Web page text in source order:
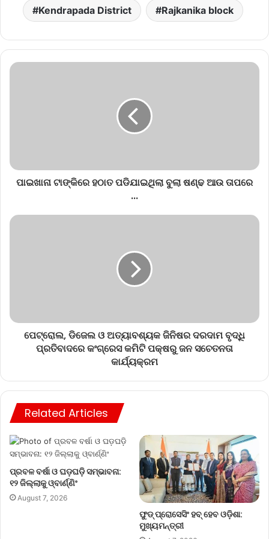
Kendrapada District Rajkanika block
ପାଇଖାନା ଟାଙ୍କିରେ ହଠାତ ପଡିଯାଇଥିଲା ବୁଲା ଷଣ୍ଢ ଆଉ ତାପରେ
...
ପେଟ୍ରୋଲ, ଡିଜେଲ ଓ ଅତ୍ୟାବଶ୍ୟକ ଜିନିଷର ଦରଦାମ ବୃଦ୍ଧି
ପ୍ରତିବାଦରେ କଂଗ୍ରେସ କମିଟି ପକ୍ଷରୁ ଜନ ସଚେତନତା
କାର୍ଯ୍ୟକ୍ରମ
Related Articles
ପ୍ରବଳ ବର୍ଷା ଓ ଘଡ଼ଘଡ଼ି ସମ୍ଭାବନା:
୧୨ ଜିଲ୍ଲାକୁ ଓ୍ବାର୍ଣ୍ଣିଂ
August 7, 2026
ଫୁଡ୍ ପ୍ରୋସେସିଂ ହବ୍ ହେବ ଓଡ଼ିଶା:
ମୁଖ୍ୟମନ୍ତ୍ରୀ